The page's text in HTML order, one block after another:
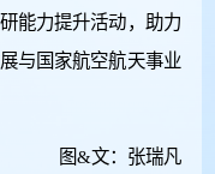
能力提升活动，助力
与国家航空航天事业
图&文：张瑞凡